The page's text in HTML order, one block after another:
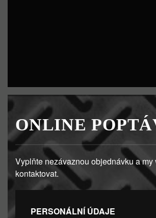
ONLINE
Vyplňte nezávaznou objednávku a my
kontaktovat.
PERSONÁLNÍ ÚDAJE